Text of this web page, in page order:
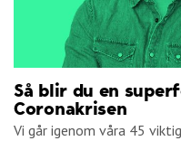
Så blir du en
Coronakrisen
Vi går igenom våra 45